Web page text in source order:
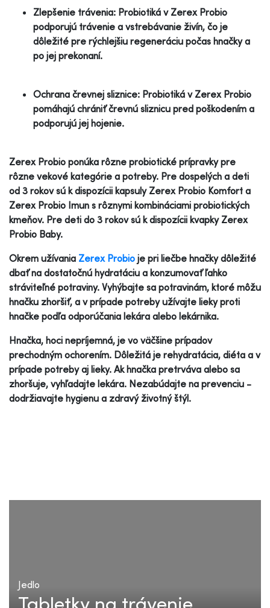
Zlepšenie trávenia: Probiotiká v Zerex Probio
podporujú trávenie a vstrebávanie živín, čo je
dôležité pre rýchlejšiu regeneráciu počas hnačky a
po jej prekonaní.
Ochrana črevnej sliznice: Probiotiká v Zerex Probio
pomáhajú chrániť črevnú sliznicu pred poškodením a
podporujú jej hojenie.
Zerex Probio ponúka rôzne probiotické prípravky pre
rôzne vekové kategórie a potreby. Pre dospelých a deti
od 3 rokov sú k dispozícii kapsuly Zerex Probio Komfort a
Zerex Probio Imun s rôznymi kombináciami probiotických
kmeňov. Pre deti do 3 rokov sú k dispozícii kvapky Zerex
Probio Baby.
Okrem užívania Zerex Probio je pri liečbe hnačky dôležité
dbať na dostatočnú hydratáciu a konzumovať ľahko
stráviteľné potraviny. Vyhýbajte sa potravinám, ktoré môžu
hnačku zhoršiť, a v prípade potreby užívajte lieky proti
hnačke podľa odporúčania lekára alebo lekárnika.
Hnačka, hoci nepríjemná, je vo väčšine prípadov
prechodným ochorením. Dôležitá je rehydratácia, diéta a v
prípade potreby aj lieky. Ak hnačka pretrváva alebo sa
zhoršuje, vyhľadajte lekára. Nezabúdajte na prevenciu -
dodržiavajte hygienu a zdravý životný štýl.
Jedlo
Tabletky na trávenie